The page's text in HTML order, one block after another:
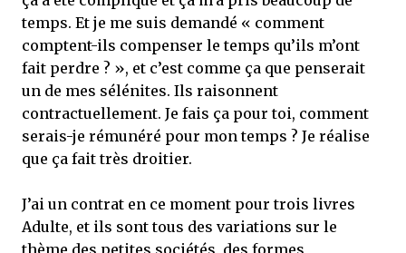
temps. Et je me suis demandé « comment
comptent-ils compenser le temps qu’ils m’ont
fait perdre ? », et c’est comme ça que penserait
un de mes sélénites. Ils raisonnent
contractuellement. Je fais ça pour toi, comment
serais-je rémunéré pour mon temps ? Je réalise
que ça fait très droitier.
J’ai un contrat en ce moment pour trois livres
Adulte, et ils sont tous des variations sur le
thème des petites sociétés, des formes